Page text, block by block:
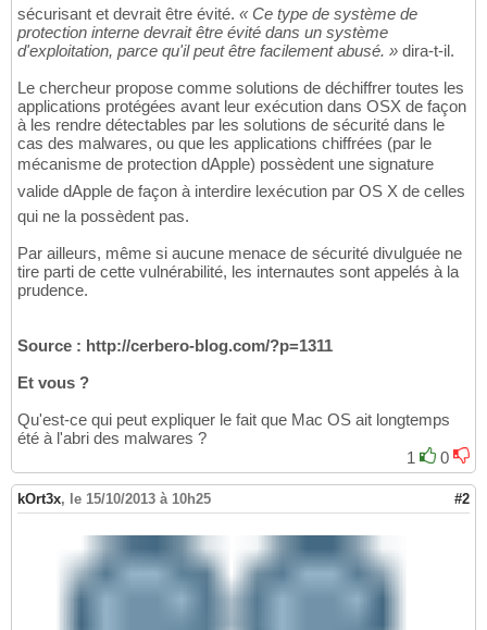
sécurisant et devrait être évité. « Ce type de système de
protection interne devrait être évité dans un système
d'exploitation, parce qu'il peut être facilement abusé. » dira-t-il.
Le chercheur propose comme solutions de déchiffrer toutes les
applications protégées avant leur exécution dans OSX de façon
à les rendre détectables par les solutions de sécurité dans le
cas des malwares, ou que les applications chiffrées (par le
mécanisme de protection dApple) possèdent une signature
valide dApple de façon à interdire lexécution par OS X de celles
qui ne la possèdent pas.
Par ailleurs, même si aucune menace de sécurité divulguée ne
tire parti de cette vulnérabilité, les internautes sont appelés à la
prudence.
Source : http://cerbero-blog.com/?p=1311
Et vous ?
Qu'est-ce qui peut expliquer le fait que Mac OS ait longtemps
été à l'abri des malwares ?
1
0
kOrt3x, le 15/10/2013 à 10h25 #2